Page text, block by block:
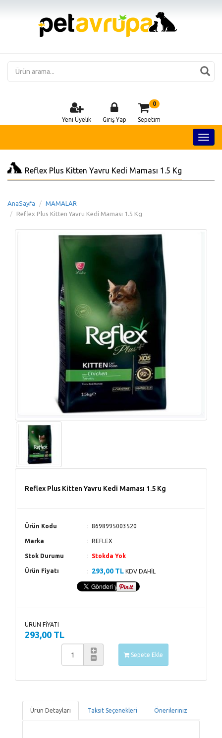
Yeni Üyelik Giriş Yap
0
Sepetim
Reflex Plus Kitten Yavru Kedi Maması 1.5 Kg
AnaSayfa
MAMALAR
Reflex Plus Kitten Yavru Kedi Maması 1.5 Kg
Reflex Plus Kitten Yavru Kedi Maması 1.5 Kg
Ürün Kodu 8698995003520
Marka REFLEX
Stok Durumu Stokda Yok
Ürün Fiyatı 293,00 TL KDV DAHİL
ÜRÜN FİYATI
293,00 TL
Sepete Ekle
Ürün Detayları Taksit Seçenekleri Önerileriniz